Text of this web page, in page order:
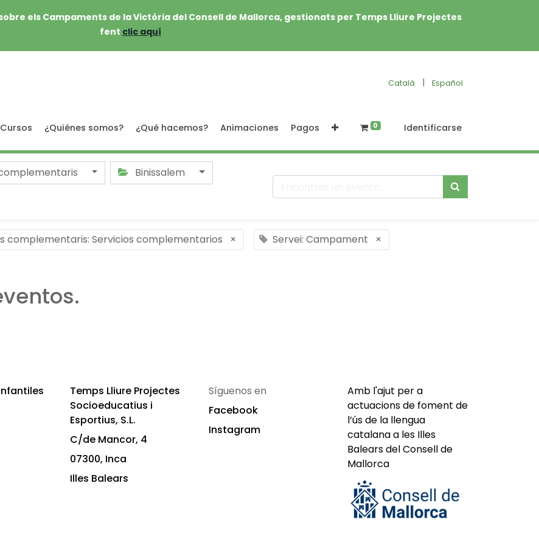
els Campaments de la Victòria del Consell de Mallorca, gestionats per Temps Lliure Projectes
fent clic aquí
Català | Español
Cursos ¿Quiénes somos? ¿Qué hacemos? Animaciones Pagos 0 Identificarse
Binissalem
complementaris: Servicios complementarios × Servei: Campament ×
Temps Lliure Projectes
Socioeducatius i
Esportius, S.L.
C/de Mancor, 4
07300, Inca
Illes Balears
Síguenos en
Facebook
Instagram
Amb l'ajut per a
actuacions de foment de
l’ús de la llengua
catalana a les Illes
Balears del Consell de
Mallorca